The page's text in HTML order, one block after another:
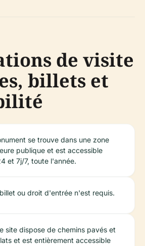
de visite
billets et
se trouve dans une zone
publique et est accessible
et 7j/7, toute l'année.
ou droit d'entrée n'est requis.
site dispose de chemins pavés et
et est entièrement accessible